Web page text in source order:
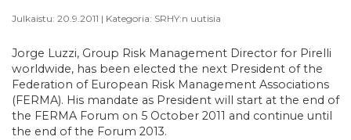
Julkaistu: 20.9.2011 | Kategoria: SRHY:n uutisia
Jorge Luzzi, Group Risk Management Director for Pirelli
worldwide, has been elected the next President of the
Federation of European Risk Management Associations
(FERMA). His mandate as President will start at the end of
the FERMA Forum on 5 October 2011 and continue until
the end of the Forum 2013.